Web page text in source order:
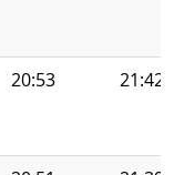
20:53 21:42